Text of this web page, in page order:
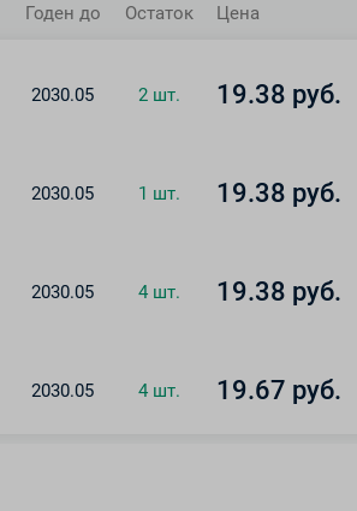
Годен до Остаток Цена
2030.05 2 шт. 19.38 руб.
2030.05 1 шт. 19.38 руб.
2030.05 4 шт. 19.38 руб.
2030.05 4 шт. 19.67 руб.